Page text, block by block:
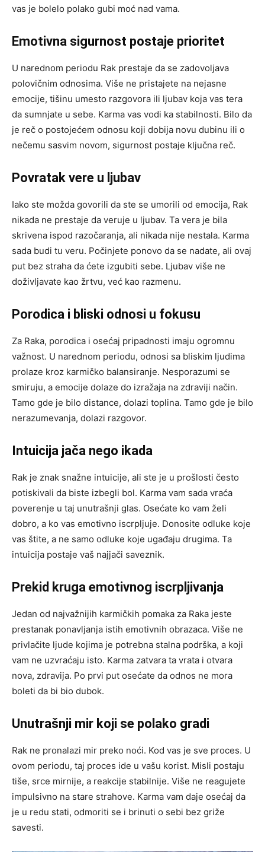
vas je bolelo polako gubi moć nad vama.
Emotivna sigurnost postaje prioritet
U narednom periodu Rak prestaje da se zadovoljava
polovičnim odnosima. Više ne pristajete na nejasne
emocije, tišinu umesto razgovora ili ljubav koja vas tera
da sumnjate u sebe. Karma vas vodi ka stabilnosti. Bilo da
je reč o postojećem odnosu koji dobija novu dubinu ili o
nečemu sasvim novom, sigurnost postaje ključna reč.
Povratak vere u ljubav
Iako ste možda govorili da ste se umorili od emocija, Rak
nikada ne prestaje da veruje u ljubav. Ta vera je bila
skrivena ispod razočaranja, ali nikada nije nestala. Karma
sada budi tu veru. Počinjete ponovo da se nadate, ali ovaj
put bez straha da ćete izgubiti sebe. Ljubav više ne
doživljavate kao žrtvu, već kao razmenu.
Porodica i bliski odnosi u fokusu
Za Raka, porodica i osećaj pripadnosti imaju ogromnu
važnost. U narednom periodu, odnosi sa bliskim ljudima
prolaze kroz karmičko balansiranje. Nesporazumi se
smiruju, a emocije dolaze do izražaja na zdraviji način.
Tamo gde je bilo distance, dolazi toplina. Tamo gde je bilo
nerazumevanja, dolazi razgovor.
Intuicija jača nego ikada
Rak je znak snažne intuicije, ali ste je u prošlosti često
potiskivali da biste izbegli bol. Karma vam sada vraća
poverenje u taj unutrašnji glas. Osećate ko vam želi
dobro, a ko vas emotivno iscrpljuje. Donosite odluke koje
vas štite, a ne samo odluke koje ugađaju drugima. Ta
intuicija postaje vaš najjači saveznik.
Prekid kruga emotivnog iscrpljivanja
Jedan od najvažnijih karmičkih pomaka za Raka jeste
prestanak ponavljanja istih emotivnih obrazaca. Više ne
privlačite ljude kojima je potrebna stalna podrška, a koji
vam ne uzvraćaju isto. Karma zatvara ta vrata i otvara
nova, zdravija. Po prvi put osećate da odnos ne mora
boleti da bi bio dubok.
Unutrašnji mir koji se polako gradi
Rak ne pronalazi mir preko noći. Kod vas je sve proces. U
ovom periodu, taj proces ide u vašu korist. Misli postaju
tiše, srce mirnije, a reakcije stabilnije. Više ne reagujete
impulsivno na stare strahove. Karma vam daje osećaj da
je u redu stati, odmoriti se i brinuti o sebi bez griže
savesti.